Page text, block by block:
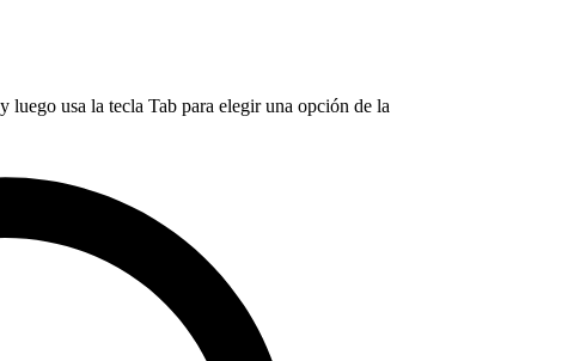
luego usa la tecla Tab para elegir una opción de la